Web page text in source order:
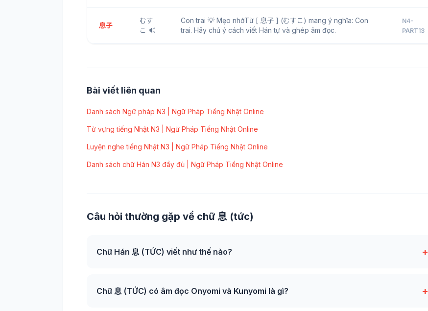
息子
むす
こ 🔊
Con trai 💡 Mẹo nhớTừ [ 息子 ] (むすこ) mang ý nghĩa: Con
trai. Hãy chú ý cách viết Hán tự và ghép âm đọc.
N4-
PART13
Bài viết liên quan
Danh sách Ngữ pháp N3 | Ngữ Pháp Tiếng Nhật Online
Từ vựng tiếng Nhật N3 | Ngữ Pháp Tiếng Nhật Online
Luyện nghe tiếng Nhật N3 | Ngữ Pháp Tiếng Nhật Online
Danh sách chữ Hán N3 đầy đủ | Ngữ Pháp Tiếng Nhật Online
Câu hỏi thường gặp về chữ 息 (tức)
Chữ Hán 息 (TỨC) viết như thế nào? +
Chữ 息 (TỨC) có âm đọc Onyomi và Kunyomi là gì? +